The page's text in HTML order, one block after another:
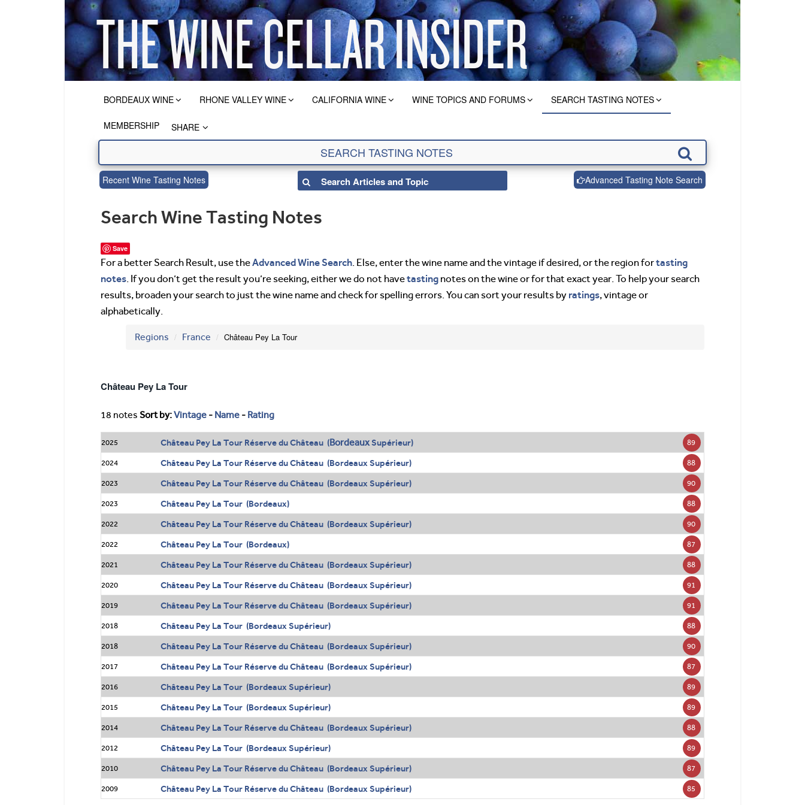
BORDEAUX WINE RHONE VALLEY WINE CALIFORNIA WINE WINE TOPICS AND FORUMS SEARCH TASTING NOTES
MEMBERSHIP SHARE
Recent Wine Tasting Notes Advanced Tasting Note Search
Search Wine Tasting Notes
Save
For a better Search Result, use theAdvanced Wine Search. Else, enter the wine name and the vintage if desired, or the region fortasting
notes. If you don’t get the result you’re seeking, either we do not havetasting notes on the wine or for that exact year. To help your search
results, broaden your search to just the wine name and check for spelling errors. You can sort your results by ratings, vintage or
alphabetically.
Regions France Château Pey La Tour
Château Pey La Tour
18 notes Sort by:Vintage - Name - Rating
2025 Château Pey La Tour Réserve du Château (BordeauxSupérieur) 89
2024 Château Pey La Tour Réserve du Château (Bordeaux Supérieur) 88
2023 Château Pey La Tour Réserve du Château (Bordeaux Supérieur) 90
2023 Château Pey La Tour (Bordeaux) 88
2022 Château Pey La Tour Réserve du Château (Bordeaux Supérieur) 90
2022 Château Pey La Tour (Bordeaux) 87
2021 Château Pey La Tour Réserve du Château (Bordeaux Supérieur) 88
2020 Château Pey La Tour Réserve du Château (Bordeaux Supérieur) 91
2019 Château Pey La Tour Réserve du Château (Bordeaux Supérieur) 91
2018 Château Pey La Tour (Bordeaux Supérieur) 88
2018 Château Pey La Tour Réserve du Château (Bordeaux Supérieur) 90
2017 Château Pey La Tour Réserve du Château (Bordeaux Supérieur) 87
2016 Château Pey La Tour (Bordeaux Supérieur) 89
2015 Château Pey La Tour (Bordeaux Supérieur) 89
2014 Château Pey La Tour Réserve du Château (Bordeaux Supérieur) 88
2012 Château Pey La Tour (Bordeaux Supérieur) 89
2010 Château Pey La Tour Réserve du Château (Bordeaux Supérieur) 87
2009 Château Pey La Tour Réserve du Château (Bordeaux Supérieur) 85